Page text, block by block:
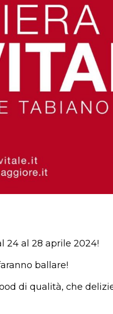
24 al 28 aprile 2024!
ballare!
di qualità, che